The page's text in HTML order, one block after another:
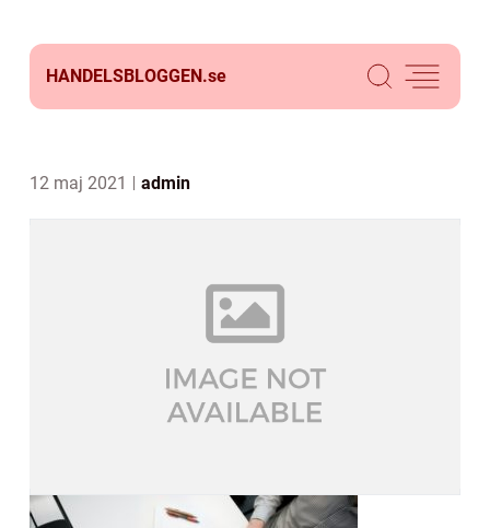
HANDELSBLOGGEN.se
12 maj 2021 admin